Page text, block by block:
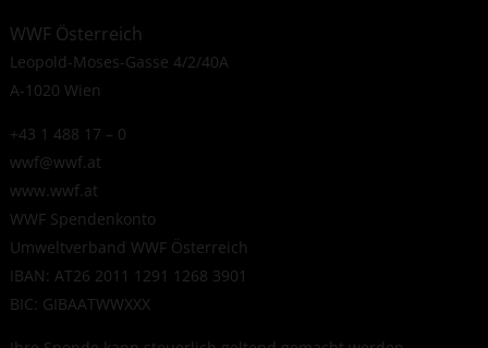
WWF Österreich
Leopold-Moses-Gasse 4/2/40A
A-1020 Wien
+43 1 488 17 – 0
wwf@wwf.at
www.wwf.at
WWF Spendenkonto
Umweltverband WWF Österreich
IBAN: AT26 2011 1291 1268 3901
BIC: GIBAATWWXXX